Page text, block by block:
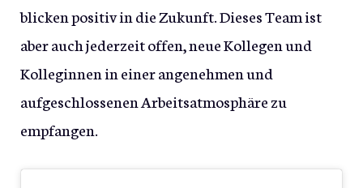
blicken positiv in die Zukunft. Dieses Team ist
aber auch jederzeit offen, neue Kollegen und
Kolleginnen in einer angenehmen und
aufgeschlossenen Arbeitsatmosphäre zu
empfangen.